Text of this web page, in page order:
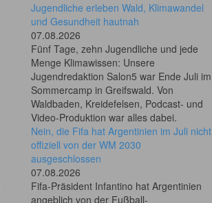
Jugendliche erleben Wald, Klimawandel
und Gesundheit hautnah
07.08.2026
Fünf Tage, zehn Jugendliche und jede
Menge Klimawissen: Unsere
Jugendredaktion Salon5 war Ende Juli im
Sommercamp in Greifswald. Von
Waldbaden, Kreidefelsen, Podcast- und
Video-Produktion war alles dabei.
Nein, die Fifa hat Argentinien im Juli nicht
offiziell von der WM 2030
ausgeschlossen
07.08.2026
Fifa-Präsident Infantino hat Argentinien
angeblich von der Fußball-